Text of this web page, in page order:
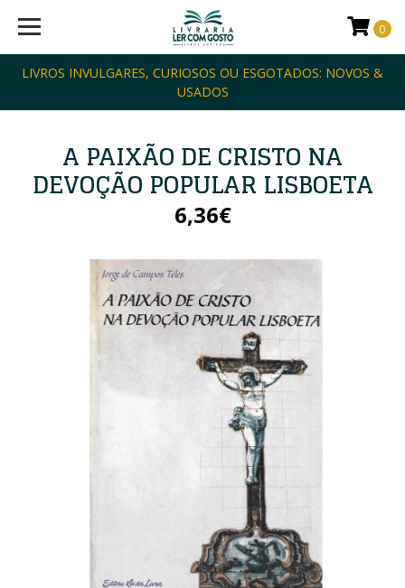
LIVROS INVULGARES, CURIOSOS OU ESGOTADOS: NOVOS &
USADOS
0
A PAIXÃO DE CRISTO NA
DEVOÇÃO POPULAR LISBOETA
6,36€